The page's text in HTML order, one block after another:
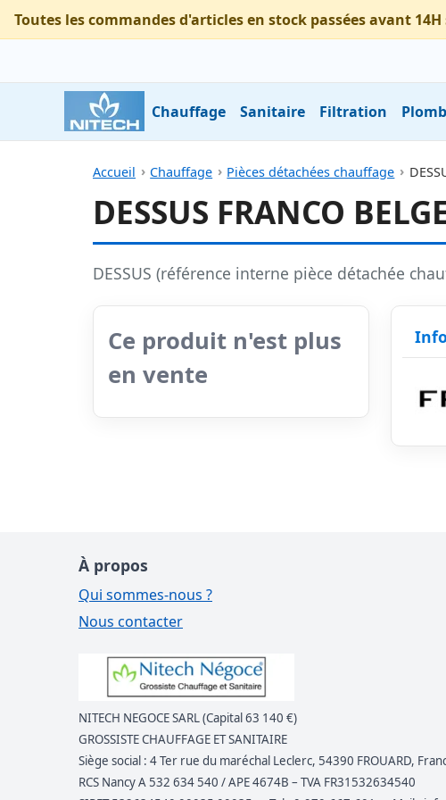
Toutes les commandes d'articles en stock passées avant
Chauffage Sanitaire Filtration
Accueil Chauffage Pièces détachées chauffage
DESSUS FRANCO
DESSUS (référence interne pièce détachée
Ce produit n'est plus
en vente
À propos
Qui sommes-nous ?
Nous contacter
NITECH NEGOCE SARL (Capital 63 140 €)
GROSSISTE CHAUFFAGE ET SANITAIRE
Siège social : 4 Ter rue du maréchal Leclerc, 54390 FROUARD,
RCS Nancy A 532 634 540 / APE 4674B – TVA FR31532634540